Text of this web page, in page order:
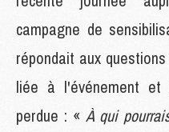
campagne de
répondait aux
liée à l'événement
perdue : « À qui